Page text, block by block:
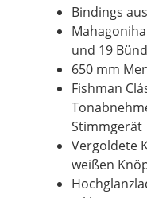
Bindings
und 19
650 mm
Fishman
Stimmgerät
Vergoldete
weißen